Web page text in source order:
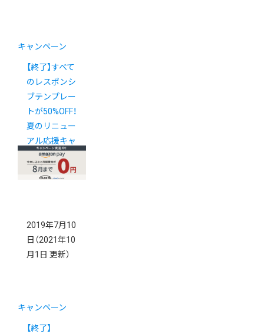
キャンペーン
【終了】すべて
のレスポンシ
ブテンプレー
トが50%OFF！
夏のリニュー
アル応援キャ
ンペーン
2019年7月10
日 （2021年10
月1日 更新）
キャンペーン
【終了】